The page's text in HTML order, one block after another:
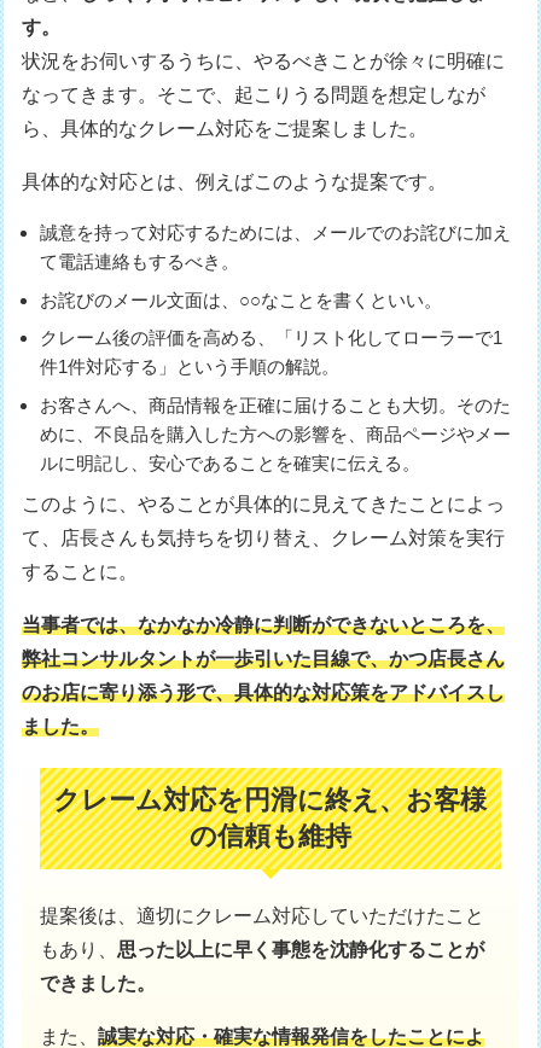
す。
状況をお伺いするうちに、やるべきことが徐々に明確に
なってきます。そこで、起こりうる問題を想定しなが
ら、具体的なクレーム対応をご提案しました。
具体的な対応とは、例えばこのような提案です。
誠意を持って対応するためには、メールでのお詫びに加え
て電話連絡もするべき。
お詫びのメール文面は、○○なことを書くといい。
クレーム後の評価を高める、「リスト化してローラーで1
件1件対応する」という手順の解説。
お客さんへ、商品情報を正確に届けることも大切。そのた
めに、不良品を購入した方への影響を、商品ページやメー
ルに明記し、安心であることを確実に伝える。
このように、やることが具体的に見えてきたことによっ
て、店長さんも気持ちを切り替え、クレーム対策を実行
することに。
当事者では、なかなか冷静に判断ができないところを、
弊社コンサルタントが一歩引いた目線で、かつ店長さん
のお店に寄り添う形で、具体的な対応策をアドバイスし
ました。
クレーム対応を円滑に終え、お客様
の信頼も維持
提案後は、適切にクレーム対応していただけたこと
もあり、思った以上に早く事態を沈静化することが
できました。
また、誠実な対応・確実な情報発信をしたことによ